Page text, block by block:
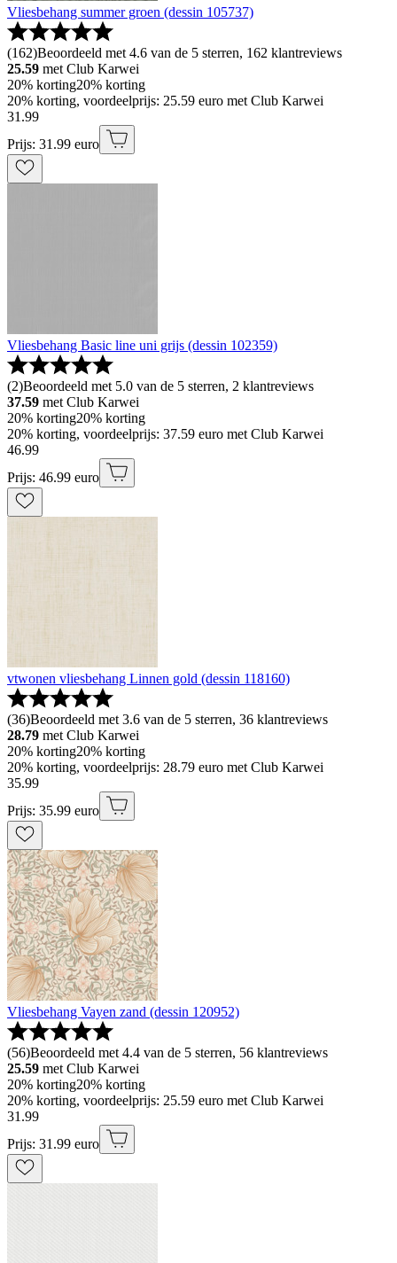
Vliesbehang summer groen (dessin 105737)
(162)Beoordeeld met 4.6 van de 5 sterren, 162 klantreviews
25.59 met Club Karwei
20% korting20% korting
20% korting, voordeelprijs: 25.59 euro met Club Karwei
31 .99
Prijs: 31.99 euro
Vliesbehang Basic line uni grijs (dessin 102359)
(2)Beoordeeld met 5.0 van de 5 sterren, 2 klantreviews
37.59 met Club Karwei
20% korting20% korting
20% korting, voordeelprijs: 37.59 euro met Club Karwei
46.99
Prijs: 46.99 euro
vtwonen vliesbehang Linnen gold (dessin 118160)
(36)Beoordeeld met 3.6 van de 5 sterren, 36 klantreviews
28.79 met Club Karwei
20% korting20% korting
20% korting, voordeelprijs: 28.79 euro met Club Karwei
35.99
Prijs: 35.99 euro
Vliesbehang Vayen zand (dessin 120952)
(56)Beoordeeld met 4.4 van de 5 sterren, 56 klantreviews
25.59 met Club Karwei
20% korting20% korting
20% korting, voordeelprijs: 25.59 euro met Club Karwei
31 .99
Prijs: 31.99 euro